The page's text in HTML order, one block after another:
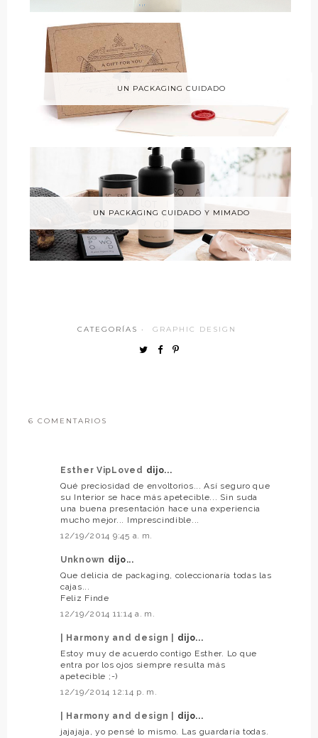
UN PACKAGING CUIDADO
UN PACKAGING CUIDADO Y MIMADO
CATEGORÍAS · GRAPHIC DESIGN
6 COMENTARIOS
Esther VipLoved dijo...
Qué preciosidad de envoltorios... Así seguro que
su Interior se hace más apetecible... Sin suda
una buena presentación hace una experiencia
mucho mejor... Imprescindible...
12/19/2014 9:45 a. m.
Unknown dijo...
Que delicia de packaging, coleccionaría todas las
cajas...
Feliz Finde
12/19/2014 11:14 a. m.
| Harmony and design |
dijo...
Estoy muy de acuerdo contigo Esther. Lo que
entra por los ojos siempre resulta más
apetecible ;-)
12/19/2014 12:14 p. m.
| Harmony and design |
dijo...
jajajaja, yo pensé lo mismo. Las guardaría todas.